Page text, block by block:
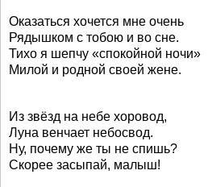
Оказаться хочется мне очень
Рядышком с тобою и во сне.
Тихо я шепчу «спокойной ночи»
Милой и родной своей жене.
Из звёзд на небе хоровод,
Луна венчает небосвод.
Ну, почему же ты не спишь?
Скорее засыпай, малыш!